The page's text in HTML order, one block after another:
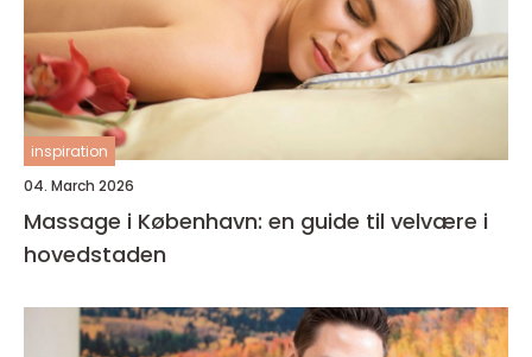
inspiration
04. March 2026
Massage i København: en guide til velvære i
hovedstaden